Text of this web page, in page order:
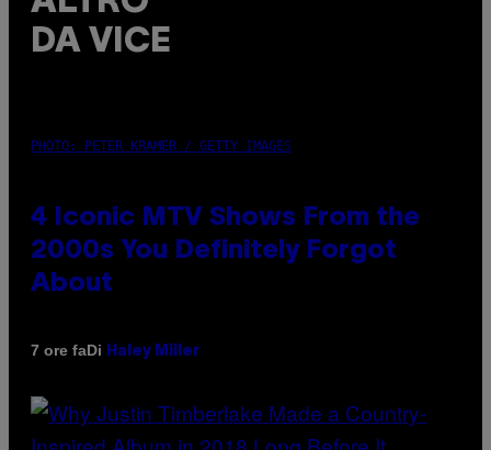
DA VICE
PHOTO: PETER KRAMER / GETTY IMAGES
4 Iconic MTV Shows From the
2000s You Definitely Forgot
About
7 ore faDi Haley Miller